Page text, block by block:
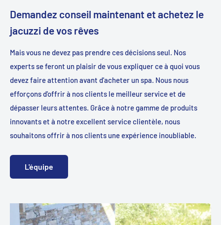
Demandez conseil maintenant et achetez le
jacuzzi de vos rêves
Mais vous ne devez pas prendre ces décisions seul. Nos
experts se feront un plaisir de vous expliquer ce à quoi vous
devez faire attention avant d'acheter un spa. Nous nous
efforçons d'offrir à nos clients le meilleur service et de
dépasser leurs attentes. Grâce à notre gamme de produits
innovants et à notre excellent service clientèle, nous
souhaitons offrir à nos clients une expérience inoubliable.
L'équipe